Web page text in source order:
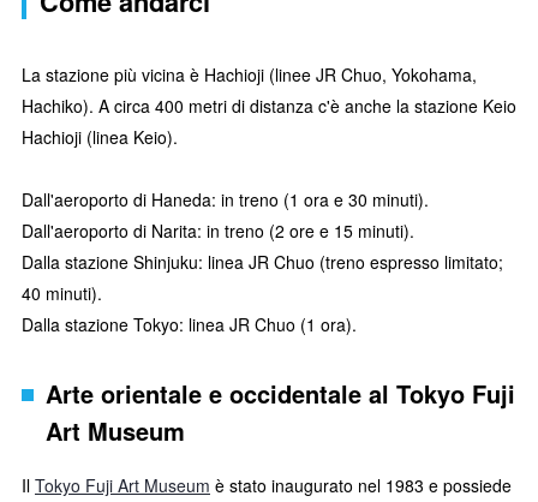
La stazione più vicina è Hachioji (linee JR Chuo, Yokohama,
Hachiko). A circa 400 metri di distanza c'è anche la stazione Keio
Hachioji (linea Keio).
Dall'aeroporto di Haneda: in treno (1 ora e 30 minuti).
Dall'aeroporto di Narita: in treno (2 ore e 15 minuti).
Dalla stazione Shinjuku: linea JR Chuo (treno espresso limitato;
40 minuti).
Dalla stazione Tokyo: linea JR Chuo (1 ora).
Arte orientale e occidentale al Tokyo Fuji
Art Museum
Il Tokyo Fuji Art Museum è stato inaugurato nel 1983 e possiede